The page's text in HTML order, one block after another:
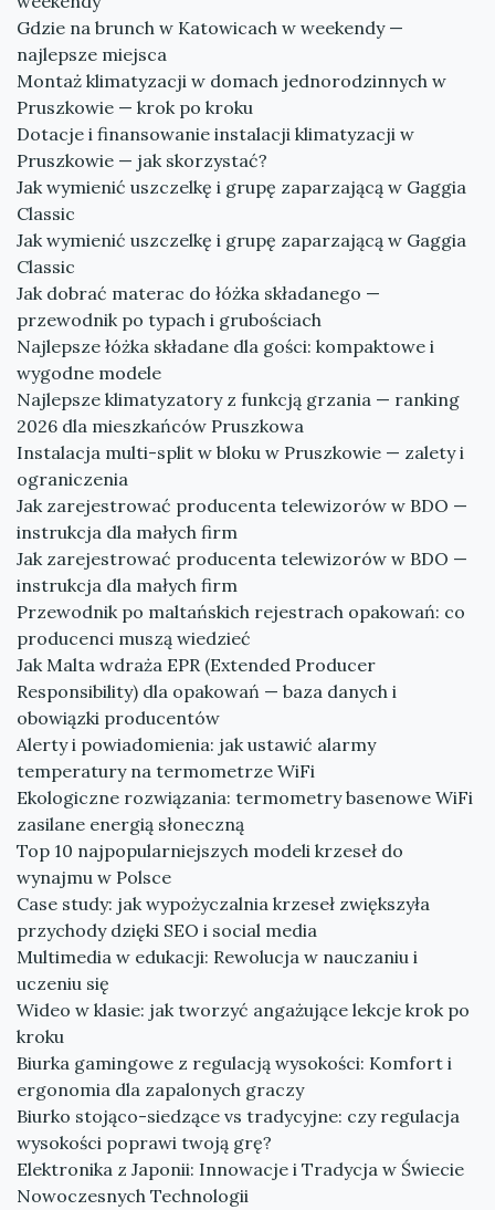
Gdzie na brunch w Katowicach w weekendy —
najlepsze miejsca
Montaż klimatyzacji w domach jednorodzinnych w
Pruszkowie — krok po kroku
Dotacje i finansowanie instalacji klimatyzacji w
Pruszkowie — jak skorzystać?
Jak wymienić uszczelkę i grupę zaparzającą w Gaggia
Classic
Jak wymienić uszczelkę i grupę zaparzającą w Gaggia
Classic
Jak dobrać materac do łóżka składanego —
przewodnik po typach i grubościach
Najlepsze łóżka składane dla gości: kompaktowe i
wygodne modele
Najlepsze klimatyzatory z funkcją grzania — ranking
2026 dla mieszkańców Pruszkowa
Instalacja multi-split w bloku w Pruszkowie — zalety i
ograniczenia
Jak zarejestrować producenta telewizorów w BDO —
instrukcja dla małych firm
Jak zarejestrować producenta telewizorów w BDO —
instrukcja dla małych firm
Przewodnik po maltańskich rejestrach opakowań: co
producenci muszą wiedzieć
Jak Malta wdraża EPR (Extended Producer
Responsibility) dla opakowań — baza danych i
obowiązki producentów
Alerty i powiadomienia: jak ustawić alarmy
temperatury na termometrze WiFi
Ekologiczne rozwiązania: termometry basenowe WiFi
zasilane energią słoneczną
Top 10 najpopularniejszych modeli krzeseł do
wynajmu w Polsce
Case study: jak wypożyczalnia krzeseł zwiększyła
przychody dzięki SEO i social media
Multimedia w edukacji: Rewolucja w nauczaniu i
uczeniu się
Wideo w klasie: jak tworzyć angażujące lekcje krok po
kroku
Biurka gamingowe z regulacją wysokości: Komfort i
ergonomia dla zapalonych graczy
Biurko stojąco-siedzące vs tradycyjne: czy regulacja
wysokości poprawi twoją grę?
Elektronika z Japonii: Innowacje i Tradycja w Świecie
Nowoczesnych Technologii